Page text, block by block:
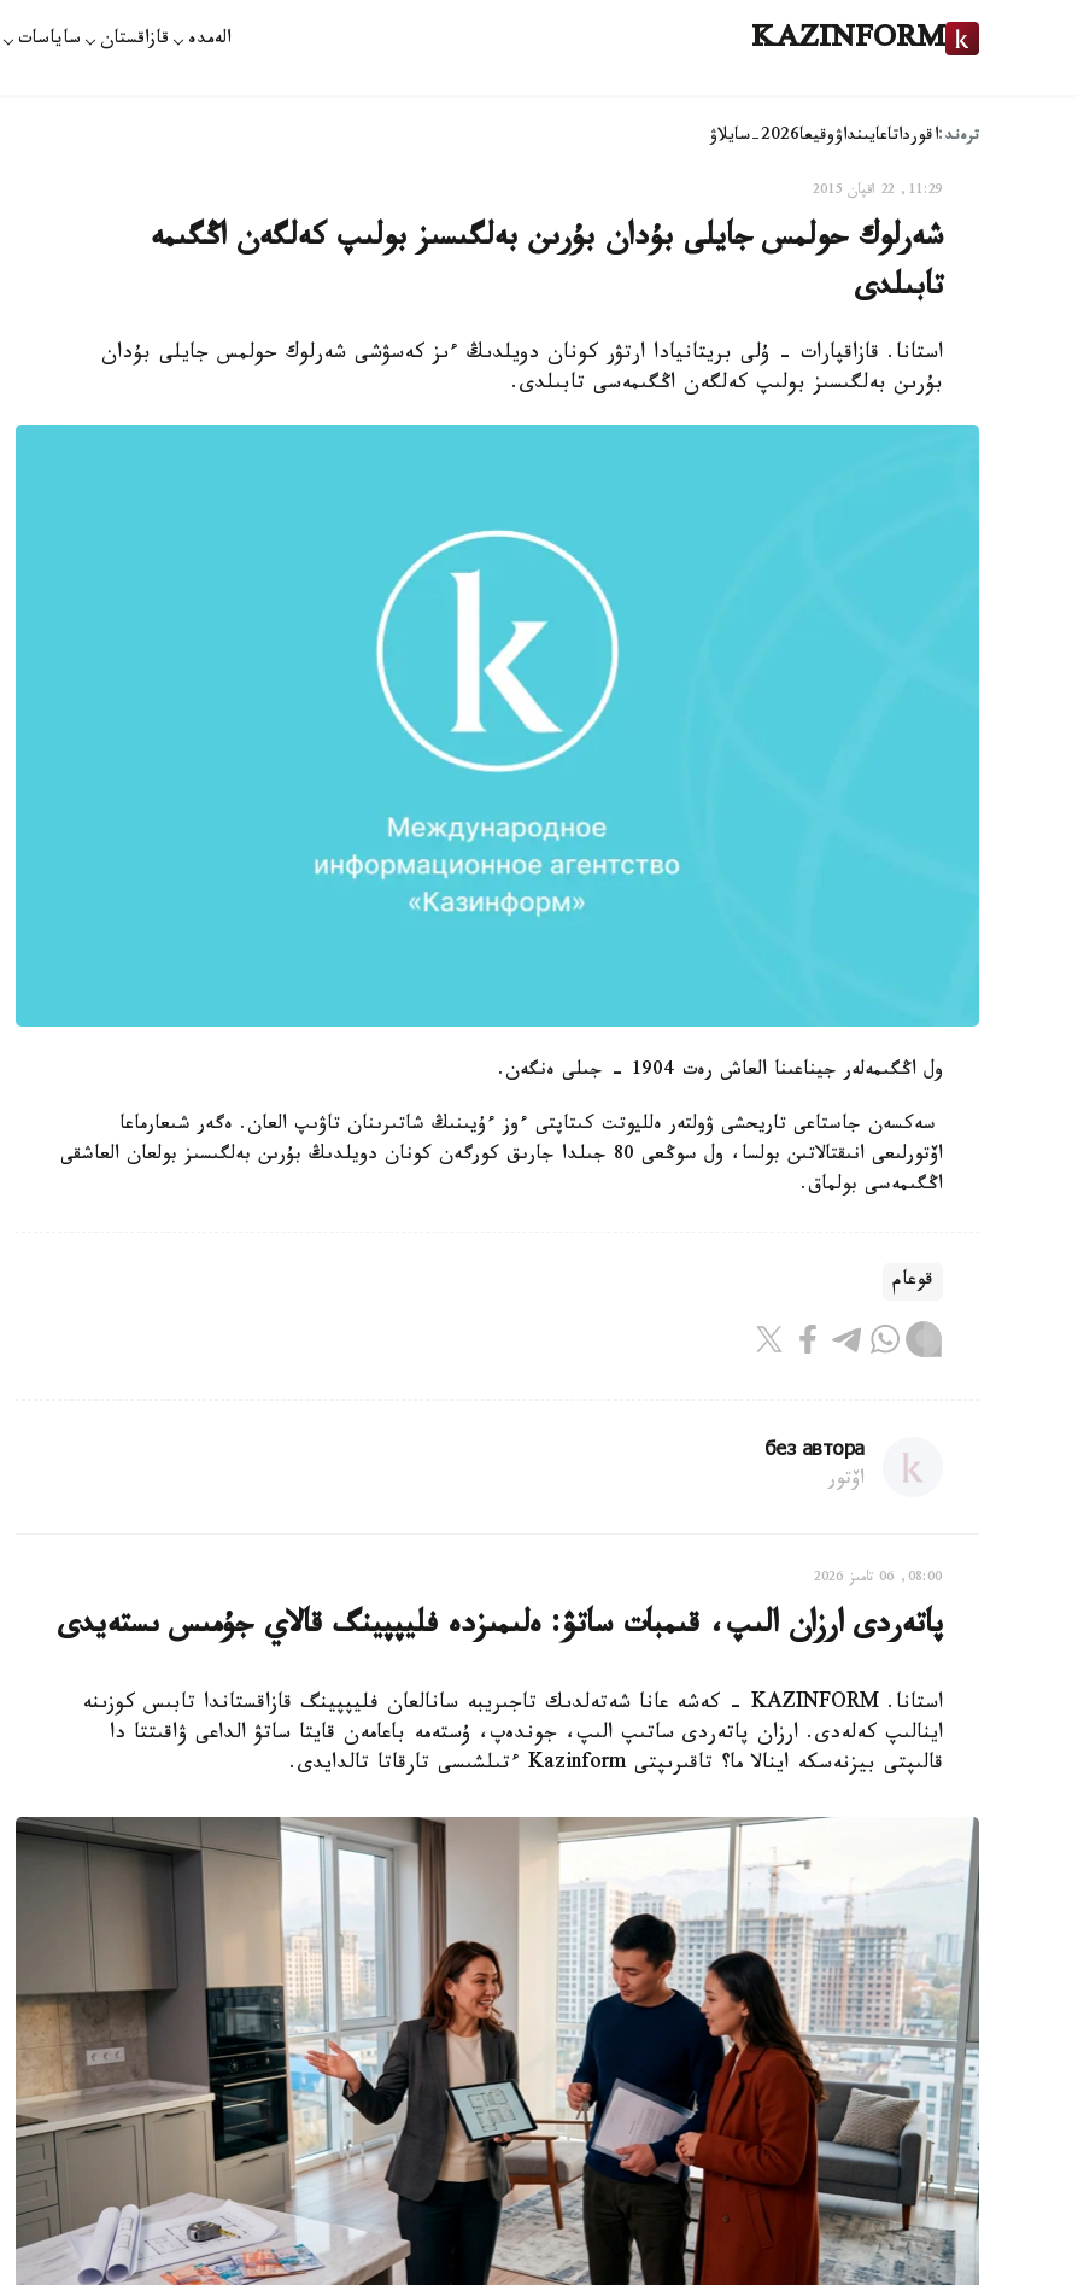
KAZINFORM الەمدە قازاقستان ساياسات
ترەند:اقورداتاعايىنداۋوقيعا2026-سايلاۋ
11:29, 22 اقپان 2015
شەرلوك حولمس جايلى بۇدان بۇرىن بەلگىسىز بولىپ كەلگەن اڭگىمە
تابىلدى
استانا. قازاقپارات - ۇلى بريتانيادا ارتۋر كونان دويلدىڭ ءىز كەسۋشى شەرلوك حولمس جايلى بۇدان
بۇرىن بەلگىسىز بولىپ كەلگەن اڭگىمەسى تابىلدى.
ول اڭگىمەلەر جيناعىنا العاش رەت 1904 - جىلى ەنگەن.
سەكسەن جاستاعى تاريحشى ۋولتەر ەلليوتت كىتاپتى ءوز ءۇيىنىڭ شاتىرىنان تاۋىپ العان. ەگەر شىعارماعا
اۆتورلىعى انىقتالاتىن بولسا، ول سوڭعى 80 جىلدا جارىق كورگەن كونان دويلدىڭ بۇرىن بەلگىسىز بولعان العاشقى
اڭگىمەسى بولماق.
قوعام
без автора
اۆتور
08:00, 06 تامىز 2026
پاتەردى ارزان الىپ، قىمبات ساتۋ: ەلىمىزدە فليپپينگ قالاي جۇمىس ىستەيدى
استانا. KAZINFORM - كەشە عانا شەتەلدىك تاجىريبە سانالعان فليپپينگ قازاقستاندا تابىس كوزىنە
اينالىپ كەلەدى. ارزان پاتەردى ساتىپ الىپ، جوندەپ، ۇستەمە باعامەن قايتا ساتۋ الداعى ۋاقىتتا دا
قالىپتى بيزنەسكە اينالا ما؟ تاقىرىپتى Kazinform ءتىلشىسى تارقاتا تالدايدى.